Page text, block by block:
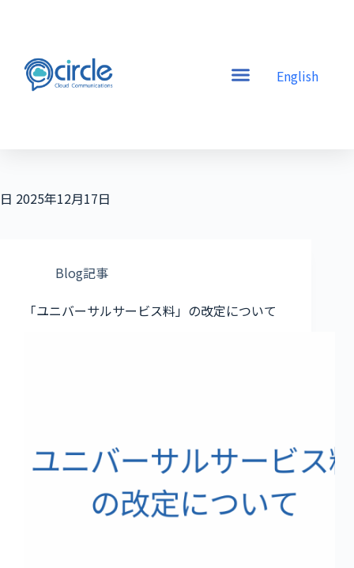
English
日 2025年12月17日
Blog記事
「ユニバーサルサービス料」の改定について